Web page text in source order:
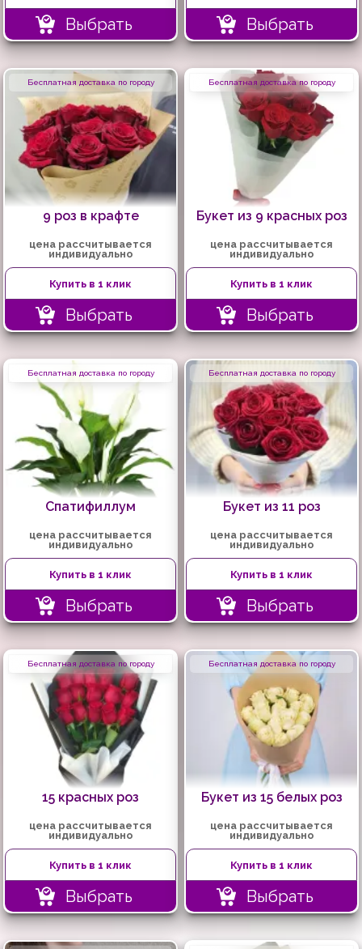
Выбрать Выбрать
Бесплатная доставка по городу
9 роз в крафте
цена рассчитывается
индивидуально
Купить в 1 клик
Выбрать
Бесплатная доставка по городу
Букет из 9 красных роз
цена рассчитывается
индивидуально
Купить в 1 клик
Выбрать
Бесплатная доставка по городу
Спатифиллум
цена рассчитывается
индивидуально
Купить в 1 клик
Выбрать
Бесплатная доставка по городу
Букет из 11 роз
цена рассчитывается
индивидуально
Купить в 1 клик
Выбрать
Бесплатная доставка по городу
15 красных роз
цена рассчитывается
индивидуально
Купить в 1 клик
Выбрать
Бесплатная доставка по городу
Букет из 15 белых роз
цена рассчитывается
индивидуально
Купить в 1 клик
Выбрать